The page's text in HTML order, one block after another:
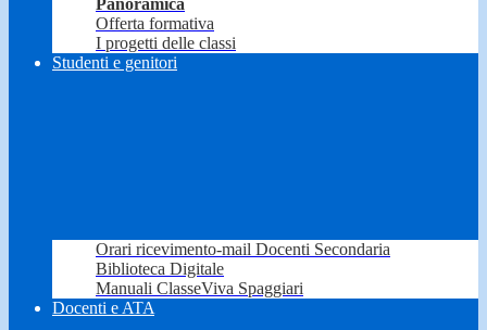
Panoramica
Offerta formativa
I progetti delle classi
Studenti e genitori
Orari ricevimento-mail Docenti Secondaria
Biblioteca Digitale
Manuali ClasseViva Spaggiari
Docenti e ATA